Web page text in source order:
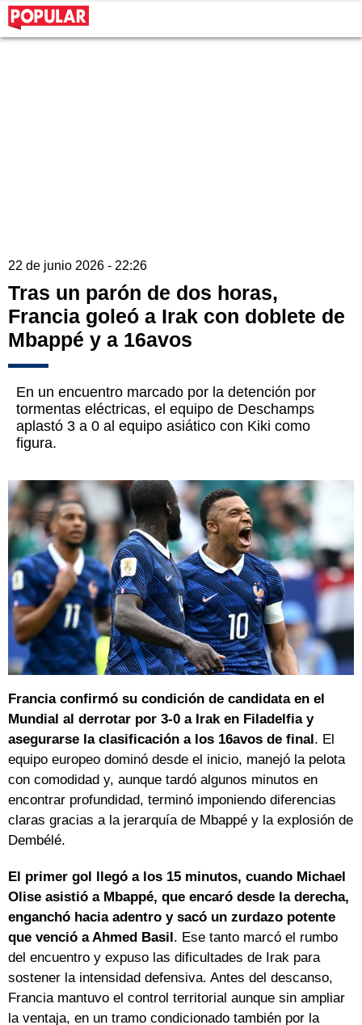
22 de junio 2026 - 22:26
Tras un parón de dos horas,
Francia goleó a Irak con doblete de
Mbappé y a 16avos
En un encuentro marcado por la detención por
tormentas eléctricas, el equipo de Deschamps
aplastó 3 a 0 al equipo asiático con Kiki como
figura.
Francia confirmó su condición de candidata en el
Mundial al derrotar por 3-0 a Irak en Filadelfia y
asegurarse la clasificación a los 16avos de final. El
equipo europeo dominó desde el inicio, manejó la pelota
con comodidad y, aunque tardó algunos minutos en
encontrar profundidad, terminó imponiendo diferencias
claras gracias a la jerarquía de Mbappé y la explosión de
Dembélé.
El primer gol llegó a los 15 minutos, cuando Michael
Olise asistió a Mbappé, que encaró desde la derecha,
enganchó hacia adentro y sacó un zurdazo potente
que venció a Ahmed Basil. Ese tanto marcó el rumbo
del encuentro y expuso las dificultades de Irak para
sostener la intensidad defensiva. Antes del descanso,
Francia mantuvo el control territorial aunque sin ampliar
la ventaja, en un tramo condicionado también por la